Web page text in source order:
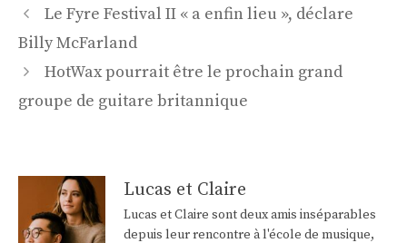
Navigation
des
Le Fyre Festival II « a enfin lieu », déclare
Billy McFarland
HotWax pourrait être le prochain grand
groupe de guitare britannique
Lucas et Claire
Lucas et Claire sont deux amis inséparables
depuis leur rencontre à l'école de musique,